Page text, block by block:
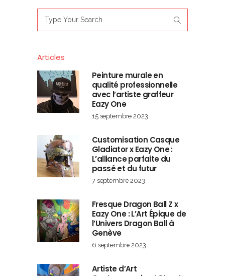
for:
Articles
Peinture murale en
qualité professionnelle
avec l’artiste graffeur
Eazy One
15 septembre 2023
Customisation Casque
Gladiator x Eazy One :
L’alliance parfaite du
passé et du futur
7 septembre 2023
Fresque Dragon Ball Z x
Eazy One : L’Art Épique de
l’Univers Dragon Ball à
Genève
6 septembre 2023
Artiste d’Art